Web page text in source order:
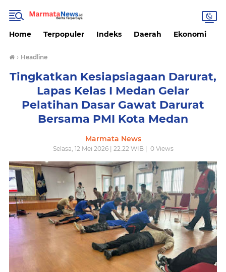
Home Terpopuler Indeks Daerah Ekonomi
› Headline
Tingkatkan Kesiapsiagaan Darurat,
Lapas Kelas I Medan Gelar
Pelatihan Dasar Gawat Darurat
Bersama PMI Kota Medan
Marmata News
Selasa, 12 Mei 2026 | 22.22 WIB | 0Views